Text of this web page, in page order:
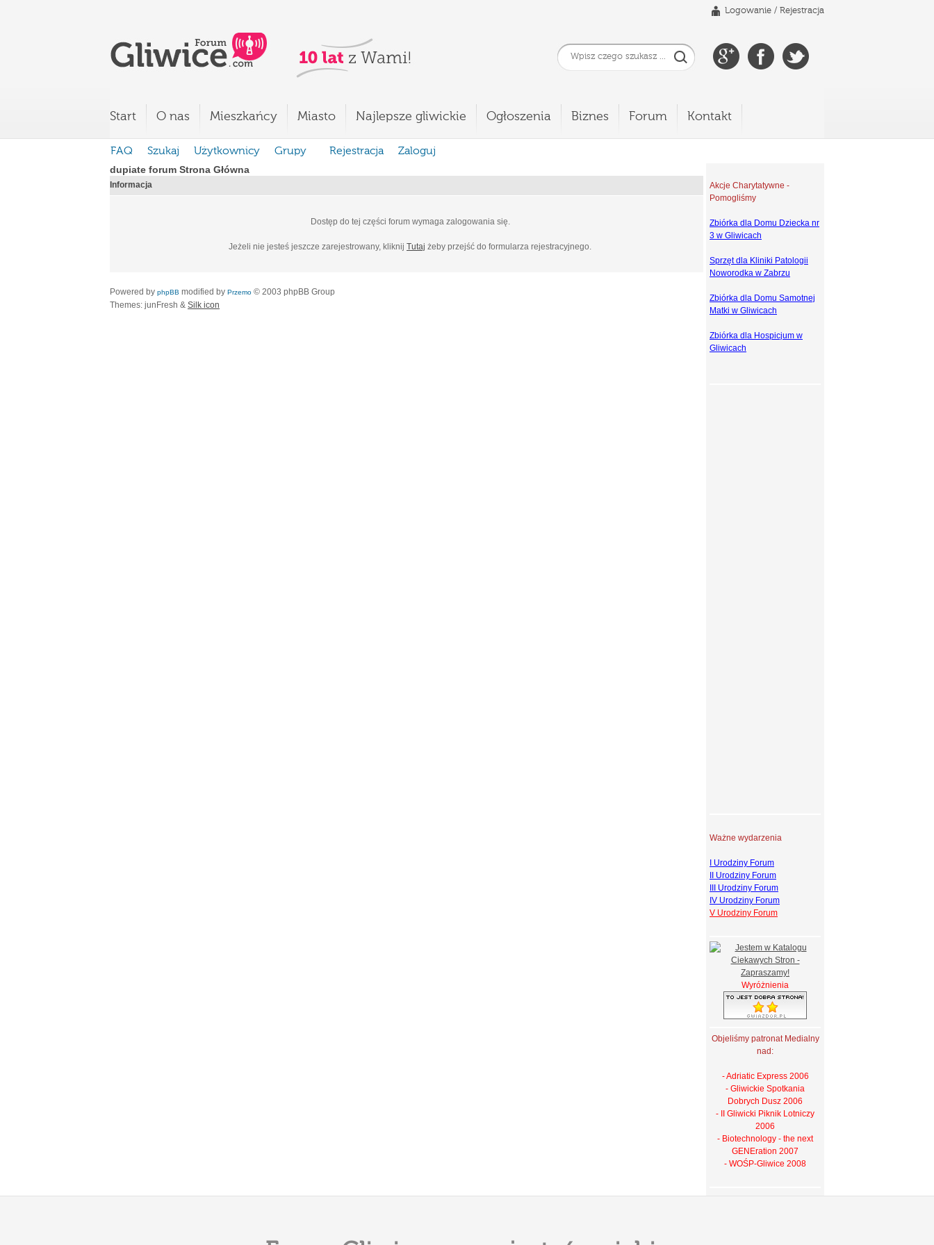
Logowanie / Rejestracja
Start O nas Mieszkańcy Miasto Najlepsze gliwickie Ogłoszenia Biznes Forum Kontakt
FAQ Szukaj Użytkownicy Grupy Rejestracja
Zaloguj
dupiate forum Strona Główna
Informacja
Dostęp do tej części forum wymaga zalogowania się.
Jeżeli nie jesteś jeszcze zarejestrowany, kliknij Tutaj żeby przejść do formularza rejestracyjnego.
Powered by phpBB modified by Przemo © 2003 phpBB Group
Themes: junFresh & Silk icon
Akcje Charytatywne -
Pomogliśmy
Zbiórka dla Domu Dziecka nr
3 w Gliwicach
Sprzęt dla Kliniki Patologii
Noworodka w Zabrzu
Zbiórka dla Domu Samotnej
Matki w Gliwicach
Zbiórka dla Hospicjum w
Gliwicach
Ważne wydarzenia
I Urodziny Forum
II Urodziny Forum
III Urodziny Forum
IV Urodziny Forum
V Urodziny Forum
Wyróżnienia
Objeliśmy patronat Medialny
nad:
- Adriatic Express 2006
- Gliwickie Spotkania
Dobrych Dusz 2006
- II Gliwicki Piknik Lotniczy
2006
- Biotechnology - the next
GENEration 2007
- WOŚP-Gliwice 2008